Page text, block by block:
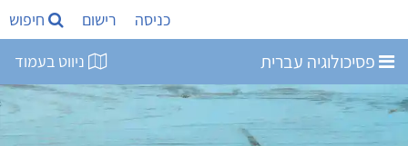
כניסה רישום חיפוש
פסיכולוגיה עברית ניווט בעמוד